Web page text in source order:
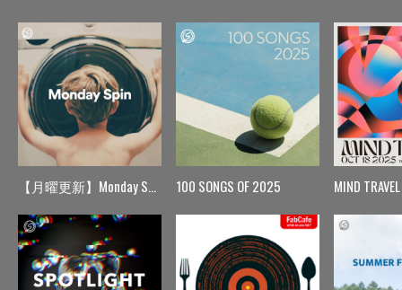
【月曜更新】Monday Spin 100 SONGS OF 2025 MIND TRAVEL